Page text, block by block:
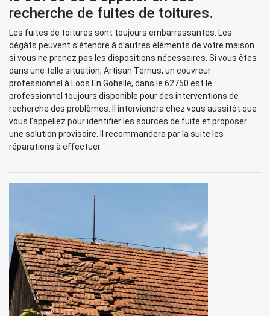
recherche de fuites de toitures.
Les fuites de toitures sont toujours embarrassantes. Les
dégâts peuvent s’étendre à d’autres éléments de votre maison
si vous ne prenez pas les dispositions nécessaires. Si vous êtes
dans une telle situation, Artisan Ternus, un couvreur
professionnel à Loos En Gohelle, dans le 62750 est le
professionnel toujours disponible pour des interventions de
recherche des problèmes. Il interviendra chez vous aussitôt que
vous l’appeliez pour identifier les sources de fuite et proposer
une solution provisoire. Il recommandera par la suite les
réparations à effectuer.